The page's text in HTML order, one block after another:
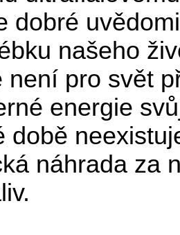
dobré
našeho
není pro svět
energie
době
náhrada za